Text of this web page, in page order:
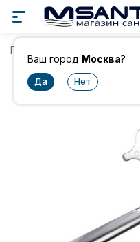
Ваш город Москва?
Главная